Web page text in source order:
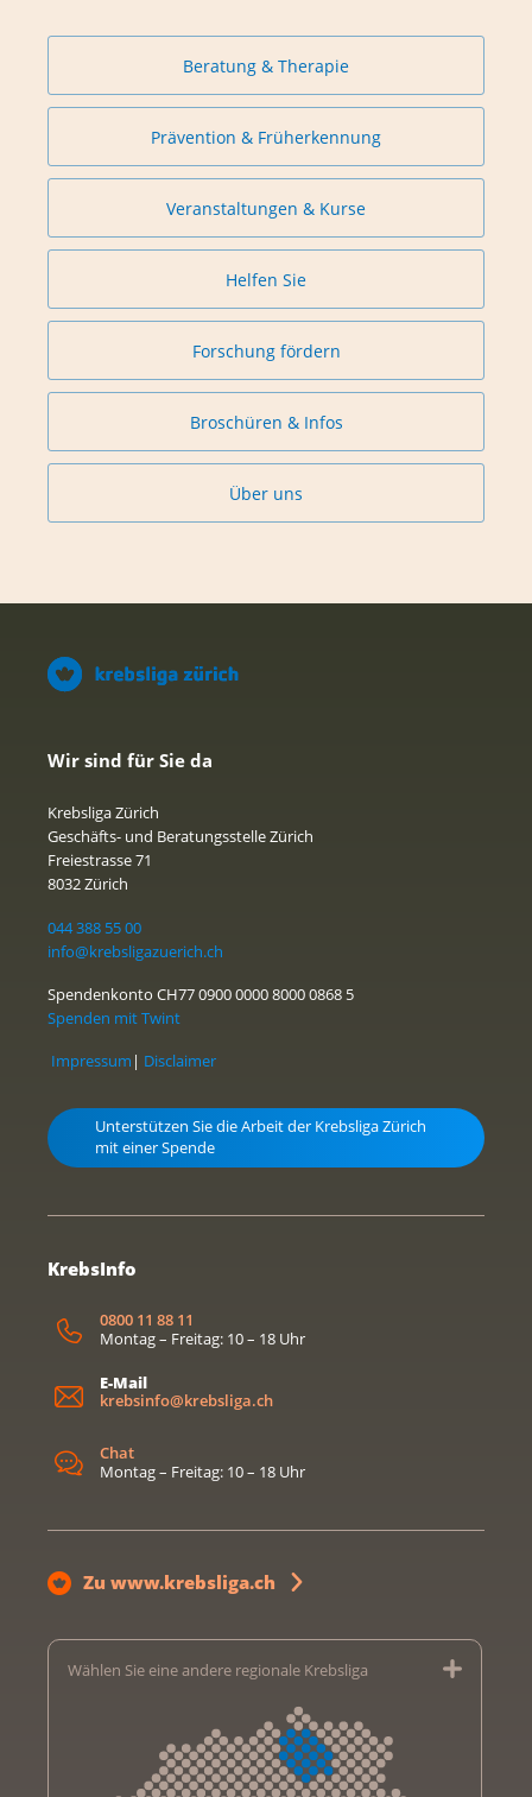
Beratung & Therapie
Prävention & Früherkennung
Veranstaltungen & Kurse
Helfen Sie
Forschung fördern
Broschüren & Infos
Über uns
Wir sind für Sie da
Krebsliga Zürich
Geschäfts- und Beratungsstelle Zürich
Freiestrasse 71
8032 Zürich
044 388 55 00
info@krebsligazuerich.ch
Spendenkonto CH77 0900 0000 8000 0868 5
Spenden mit Twint
Impressum | Disclaimer
Unterstützen Sie die Arbeit der Krebsliga Zürich
mit einer Spende
KrebsInfo
0800 11 88 11
Montag – Freitag: 10 – 18 Uhr
E-Mail
krebsinfo@krebsliga.ch
Chat
Montag – Freitag: 10 – 18 Uhr
Zu www.krebsliga.ch
Wählen Sie eine andere regionale Krebsliga